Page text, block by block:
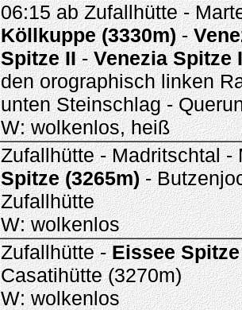
06:15 ab Zufallhütte -
Köllkuppe (3330m)-
Spitze II-Venezia Spitze
den orographisch linken
unten Steinschlag -
W: wolkenlos, heiß
Zufallhütte - Madritschtal
Spitze (3265m)-
Zufallhütte
W: wolkenlos
Zufallhütte -Eissee
Casatihütte (3270m)
W: wolkenlos